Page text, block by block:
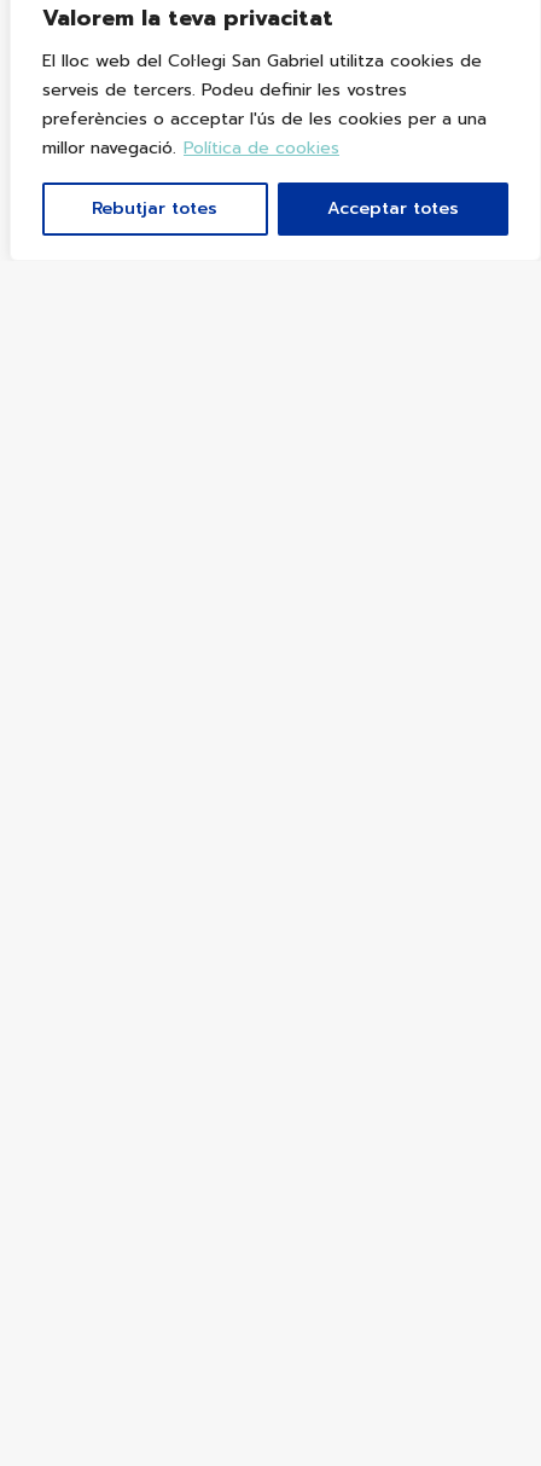
Valorem la teva privacitat
El lloc web del Col·legi San Gabriel utilitza cookies de
serveis de tercers. Podeu definir les vostres
preferències o acceptar l'ús de les cookies per a una
millor navegació. Política de cookies
Rebutjar totes Acceptar totes
competències digitals
Cohesió social
Promovem un clima afectuós i familiar
des d’una visió inclusiva